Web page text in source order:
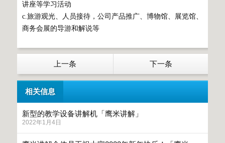
讲座等学习活动
c.旅游观光、人员接待，公司产品推广、博物馆、展览馆、
商务会展的导游和解说等
上一条 下一条
相关信息
新型的教学设备讲解机「鹰米讲解」
2022年1月4日